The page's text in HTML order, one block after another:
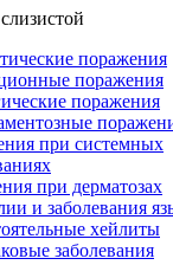
поражения
поражения
поражения
при системных
при дерматозах
и заболевания
хейлиты
заболевания